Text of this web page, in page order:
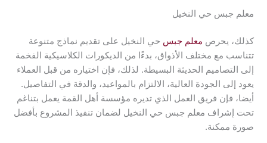
معلم جبس حي النخيل
كذلك، يحرص معلم جبس حي النخيل على تقديم نماذج متنوعة
تتناسب مع مختلف الأذواق، بدءًا من الديكورات الكلاسيكية الفخمة
إلى التصاميم الحديثة البسيطة. لذلك، فإن اختياره من قبل العملاء
يعود إلى الجودة العالية، الالتزام بالمواعيد، والدقة في التفاصيل.
أيضا، فإن فريق العمل الذي تديره مؤسسة أهل القمة يعمل بتناغم
تحت إشراف معلم جبس حي النخيل لضمان تنفيذ المشروع بأفضل
صورة ممكنة.